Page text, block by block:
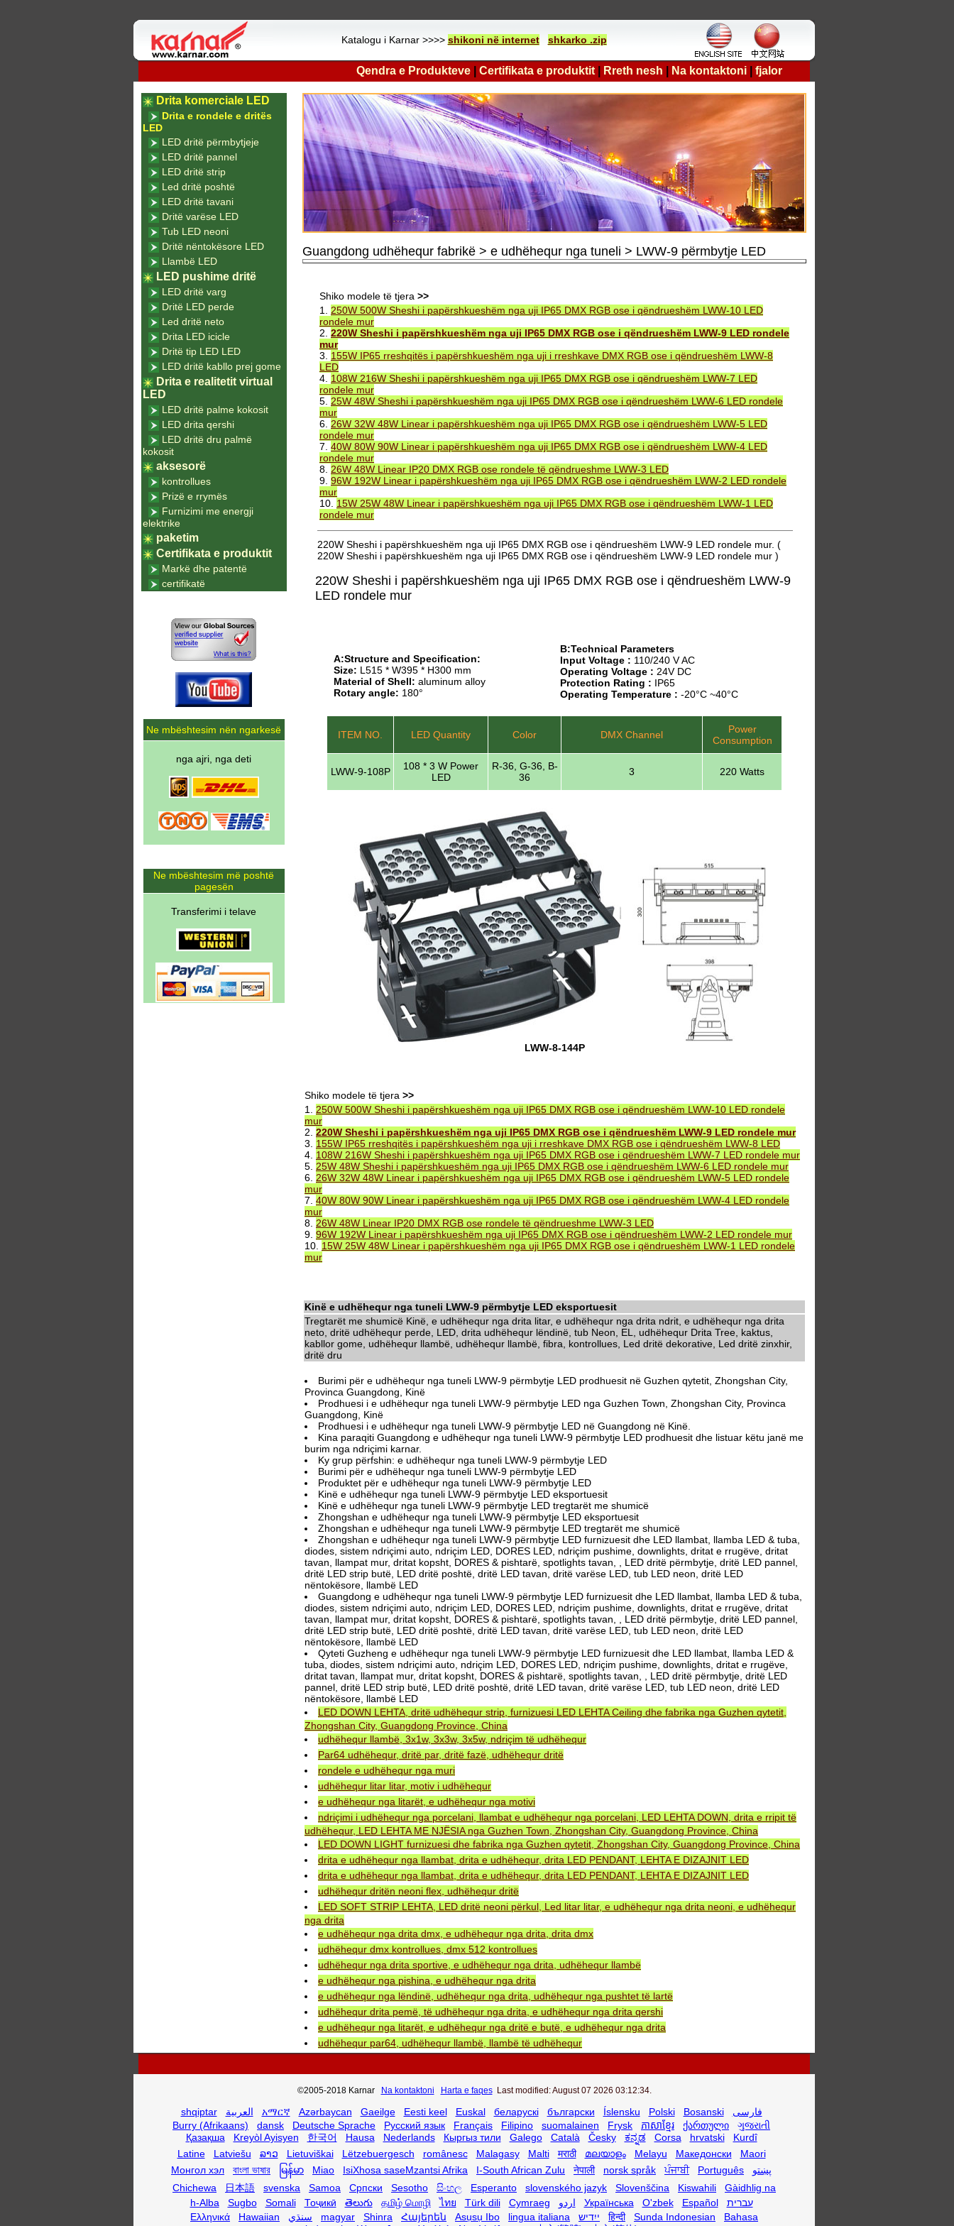
Katalogu i Karnar >>>> shikoni në internet shkarko .zip
Qendra e Produkteve Certifikata e produktit Rreth nesh Na kontaktoni fjalor
Guangdong udhëhequr fabrikë > e udhëhequr nga tuneli > LWW-9 përmbytje LED
Shiko modele të tjera >>
1. 250W 500W Sheshi i papërshkueshëm nga uji IP65 DMX RGB ose i qëndrueshëm LWW-10 LED
rondele mur
2. 220W Sheshi i papërshkueshëm nga uji IP65 DMX RGB ose i qëndrueshëm LWW-9 LED rondele
mur
3. 155W IP65 rreshqitës i papërshkueshëm nga uji i rreshkave DMX RGB ose i qëndrueshëm LWW-8
LED
4. 108W 216W Sheshi i papërshkueshëm nga uji IP65 DMX RGB ose i qëndrueshëm LWW-7 LED
rondele mur
5. 25W 48W Sheshi i papërshkueshëm nga uji IP65 DMX RGB ose i qëndrueshëm LWW-6 LED rondele
mur
6. 26W 32W 48W Linear i papërshkueshëm nga uji IP65 DMX RGB ose i qëndrueshëm LWW-5 LED
rondele mur
7. 40W 80W 90W Linear i papërshkueshëm nga uji IP65 DMX RGB ose i qëndrueshëm LWW-4 LED
rondele mur
8. 26W 48W Linear IP20 DMX RGB ose rondele të qëndrueshme LWW-3 LED
9. 96W 192W Linear i papërshkueshëm nga uji IP65 DMX RGB ose i qëndrueshëm LWW-2 LED rondele
mur
10. 15W 25W 48W Linear i papërshkueshëm nga uji IP65 DMX RGB ose i qëndrueshëm LWW-1 LED
rondele mur
220W Sheshi i papërshkueshëm nga uji IP65 DMX RGB ose i qëndrueshëm LWW-9 LED rondele mur. (
220W Sheshi i papërshkueshëm nga uji IP65 DMX RGB ose i qëndrueshëm LWW-9 LED rondele mur )
220W Sheshi i papërshkueshëm nga uji IP65 DMX RGB ose i qëndrueshëm LWW-9
LED rondele mur
A:Structure and Specification:
Size: L515 * W395 * H300 mm
Material of Shell: aluminum alloy
Rotary angle: 180°
B:Technical Parameters
Input Voltage : 110/240 V AC
Operating Voltage : 24V DC
Protection Rating : IP65
Operating Temperature : -20°C ~40°C
ITEM NO. LED Quantity Color DMX Channel
Power
Consumption
LWW-9-108P
108 * 3 W Power
LED
R-36, G-36, B-
36
3 220 Watts
LWW-8-144P
Shiko modele të tjera >>
1. 250W 500W Sheshi i papërshkueshëm nga uji IP65 DMX RGB ose i qëndrueshëm LWW-10 LED rondele
mur
2. 220W Sheshi i papërshkueshëm nga uji IP65 DMX RGB ose i qëndrueshëm LWW-9 LED rondele mur
3. 155W IP65 rreshqitës i papërshkueshëm nga uji i rreshkave DMX RGB ose i qëndrueshëm LWW-8 LED
4. 108W 216W Sheshi i papërshkueshëm nga uji IP65 DMX RGB ose i qëndrueshëm LWW-7 LED rondele mur
5. 25W 48W Sheshi i papërshkueshëm nga uji IP65 DMX RGB ose i qëndrueshëm LWW-6 LED rondele mur
6. 26W 32W 48W Linear i papërshkueshëm nga uji IP65 DMX RGB ose i qëndrueshëm LWW-5 LED rondele
mur
7. 40W 80W 90W Linear i papërshkueshëm nga uji IP65 DMX RGB ose i qëndrueshëm LWW-4 LED rondele
mur
8. 26W 48W Linear IP20 DMX RGB ose rondele të qëndrueshme LWW-3 LED
9. 96W 192W Linear i papërshkueshëm nga uji IP65 DMX RGB ose i qëndrueshëm LWW-2 LED rondele mur
10. 15W 25W 48W Linear i papërshkueshëm nga uji IP65 DMX RGB ose i qëndrueshëm LWW-1 LED rondele
mur
Kinë e udhëhequr nga tuneli LWW-9 përmbytje LED eksportuesit
Tregtarët me shumicë Kinë, e udhëhequr nga drita litar, e udhëhequr nga drita ndrit, e udhëhequr nga drita
neto, dritë udhëhequr perde, LED, drita udhëhequr lëndinë, tub Neon, EL, udhëhequr Drita Tree, kaktus,
kabllor gome, udhëhequr llambë, udhëhequr llambë, fibra, kontrollues, Led dritë dekorative, Led dritë zinxhir,
dritë dru
Burimi për e udhëhequr nga tuneli LWW-9 përmbytje LED prodhuesit në Guzhen qytetit, Zhongshan City,
Provinca Guangdong, Kinë
Prodhuesi i e udhëhequr nga tuneli LWW-9 përmbytje LED nga Guzhen Town, Zhongshan City, Provinca
Guangdong, Kinë
Prodhuesi i e udhëhequr nga tuneli LWW-9 përmbytje LED në Guangdong në Kinë.
Kina paraqiti Guangdong e udhëhequr nga tuneli LWW-9 përmbytje LED prodhuesit dhe listuar këtu janë me
burim nga ndriçimi karnar.
Ky grup përfshin: e udhëhequr nga tuneli LWW-9 përmbytje LED
Burimi për e udhëhequr nga tuneli LWW-9 përmbytje LED
Produktet për e udhëhequr nga tuneli LWW-9 përmbytje LED
Kinë e udhëhequr nga tuneli LWW-9 përmbytje LED eksportuesit
Kinë e udhëhequr nga tuneli LWW-9 përmbytje LED tregtarët me shumicë
Zhongshan e udhëhequr nga tuneli LWW-9 përmbytje LED eksportuesit
Zhongshan e udhëhequr nga tuneli LWW-9 përmbytje LED tregtarët me shumicë
Zhongshan e udhëhequr nga tuneli LWW-9 përmbytje LED furnizuesit dhe LED llambat, llamba LED & tuba,
diodes, sistem ndriçimi auto, ndriçim LED, DORES LED, ndriçim pushime, downlights, dritat e rrugëve, dritat
tavan, llampat mur, dritat kopsht, DORES & pishtarë, spotlights tavan, , LED dritë përmbytje, dritë LED pannel,
dritë LED strip butë, LED dritë poshtë, dritë LED tavan, dritë varëse LED, tub LED neon, dritë LED
nëntokësore, llambë LED
Guangdong e udhëhequr nga tuneli LWW-9 përmbytje LED furnizuesit dhe LED llambat, llamba LED & tuba,
diodes, sistem ndriçimi auto, ndriçim LED, DORES LED, ndriçim pushime, downlights, dritat e rrugëve, dritat
tavan, llampat mur, dritat kopsht, DORES & pishtarë, spotlights tavan, , LED dritë përmbytje, dritë LED pannel,
dritë LED strip butë, LED dritë poshtë, dritë LED tavan, dritë varëse LED, tub LED neon, dritë LED
nëntokësore, llambë LED
Qyteti Guzheng e udhëhequr nga tuneli LWW-9 përmbytje LED furnizuesit dhe LED llambat, llamba LED &
tuba, diodes, sistem ndriçimi auto, ndriçim LED, DORES LED, ndriçim pushime, downlights, dritat e rrugëve,
dritat tavan, llampat mur, dritat kopsht, DORES & pishtarë, spotlights tavan, , LED dritë përmbytje, dritë LED
pannel, dritë LED strip butë, LED dritë poshtë, dritë LED tavan, dritë varëse LED, tub LED neon, dritë LED
nëntokësore, llambë LED
LED DOWN LEHTA, dritë udhëhequr strip, furnizuesi LED LEHTA Ceiling dhe fabrika nga Guzhen qytetit,
Zhongshan City, Guangdong Province, China
udhëhequr llambë, 3x1w, 3x3w, 3x5w, ndriçim të udhëhequr
Par64 udhëhequr, dritë par, dritë fazë, udhëhequr dritë
rondele e udhëhequr nga muri
udhëhequr litar litar, motiv i udhëhequr
e udhëhequr nga litarët, e udhëhequr nga motivi
ndriçimi i udhëhequr nga porcelani, llambat e udhëhequr nga porcelani, LED LEHTA DOWN, drita e rripit të
udhëhequr, LED LEHTA ME NJËSIA nga Guzhen Town, Zhongshan City, Guangdong Province, China
LED DOWN LIGHT furnizuesi dhe fabrika nga Guzhen qytetit, Zhongshan City, Guangdong Province, China
drita e udhëhequr nga llambat, drita e udhëhequr, drita LED PENDANT, LEHTA E DIZAJNIT LED
drita e udhëhequr nga llambat, drita e udhëhequr, drita LED PENDANT, LEHTA E DIZAJNIT LED
udhëhequr dritën neoni flex, udhëhequr dritë
LED SOFT STRIP LEHTA, LED dritë neoni përkul, Led litar litar, e udhëhequr nga drita neoni, e udhëhequr
nga drita
e udhëhequr nga drita dmx, e udhëhequr nga drita, drita dmx
udhëhequr dmx kontrollues, dmx 512 kontrollues
udhëhequr nga drita sportive, e udhëhequr nga drita, udhëhequr llambë
e udhëhequr nga pishina, e udhëhequr nga drita
e udhëhequr nga lëndinë, udhëhequr nga drita, udhëhequr nga pushtet të lartë
udhëhequr drita pemë, të udhëhequr nga drita, e udhëhequr nga drita qershi
e udhëhequr nga litarët, e udhëhequr nga dritë e butë, e udhëhequr nga drita
udhëhequr par64, udhëhequr llambë, llambë të udhëhequr
Drita komerciale LED
Drita e rondele e dritës
LED
LED dritë përmbytjeje
LED dritë pannel
LED dritë strip
Led dritë poshtë
LED dritë tavani
Dritë varëse LED
Tub LED neoni
Dritë nëntokësore LED
Llambë LED
LED pushime dritë
LED dritë varg
Dritë LED perde
Led dritë neto
Drita LED icicle
Dritë tip LED LED
LED dritë kabllo prej gome
Drita e realitetit virtual
LED
LED dritë palme kokosit
LED drita qershi
LED dritë dru palmë
kokosit
aksesorë
kontrollues
Prizë e rrymës
Furnizimi me energji
elektrike
paketim
Certifikata e produktit
Markë dhe patentë
certifikatë
Ne mbështesim nën ngarkesë
nga ajri, nga deti
Ne mbështesim më poshtë
pagesën
Transferimi i telave
©2005-2018 Karnar Na kontaktoni Harta e faqes Last modified: August 07 2026 03:12:34.
shqiptar العربية አማርኛ Azərbaycan Gaeilge Eesti keel Euskal беларускі български Íslensku Polski Bosanski
فارسی
Burry (Afrikaans)
dansk Deutsche Sprache Русский язык Français Filipino suomalainen Frysk ភាសាខ្មែរ ქართული
ગુજરાતી
Қазақша
Kreyòl Ayisyen 한국어 Hausa Nederlands Кыргыз тили Galego Català Česky ಕನ್ನಡ Corsa hrvatski
Kurdî
Latine
Latviešu ລາວ Lietuviškai Lëtzebuergesch românesc Malagasy Malti मराठी മലയാളം Melayu Македонски
Maori
Монгол хэл
বাংলা ভাষার မြန်မာ Miao IsiXhosa saseMzantsi Afrika I-South African Zulu नेपाली norsk språk ਪੰਜਾਬੀ Português
پښتو
Chichewa
日本語 svenska Samoa Српски Sesotho සිංහල Esperanto slovenského jazyk Slovenščina Kiswahili
Gàidhlig na
h-Alba
Sugbo Somali Тоҷикӣ తెలుగు தமிழ் மொழி ไทย Türk dili Cymraeg اردو Українська O'zbek Español
עברית
Ελληνικά
Hawaiian سنڌي magyar Shinra Հայերեն Asụsụ Ibo lingua italiana ייִדיש हिन्दी Sunda Indonesian
Bahasa